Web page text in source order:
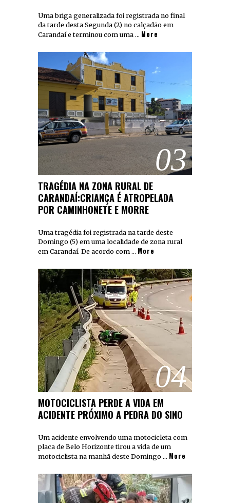
Uma briga generalizada foi registrada no final
da tarde desta Segunda (2) no calçadão em
Carandaí e terminou com uma … More
03
TRAGÉDIA NA ZONA RURAL DE
CARANDAÍ:CRIANÇA É ATROPELADA
POR CAMINHONETE E MORRE
Uma tragédia foi registrada na tarde deste
Domingo (5) em uma localidade de zona rural
em Carandaí. De acordo com … More
04
MOTOCICLISTA PERDE A VIDA EM
ACIDENTE PRÓXIMO A PEDRA DO SINO
Um acidente envolvendo uma motocicleta com
placa de Belo Horizonte tirou a vida de um
motociclista na manhã deste Domingo … More